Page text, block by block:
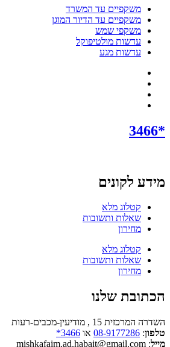
משקפיים עד המשרד
משקפיים עד הדיור המוגן
משקפי שמש
עדשות מולטיפוקל
עדשות מגע
*3466
מידע לקונים
קטלוג מלא
שאלות ותשובות
מחירון
קטלוג מלא
שאלות ותשובות
מחירון
הכתובת שלנו
השדרה המרכזית 15 , מודיעין-מכבים-רעות
טלפון:
08-9177286 או 3466*
מייל: mishkafaim.ad.habait@gmail.com